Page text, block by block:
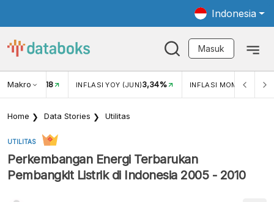
Indonesia
Masuk
Makro
USD/IDR 18 INFLASI YOY (JUN)3,34% INFLASI MOM (JUN)
Home Data Stories Utilitas
UTILITAS
Perkembangan Energi Terbarukan
Pembangkit Listrik di Indonesia 2005 - 2010